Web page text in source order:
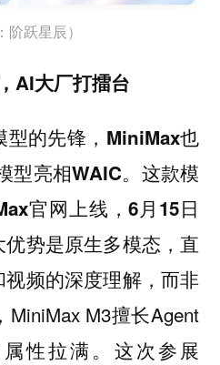
阶跃星辰）
AI大厂打擂台
型的先锋，MiniMax也
型亮相WAIC。这款模
官网上线，6月15日
势是原生多模态，直
频的深度理解，而非
MiniMax M3擅长Agent
性拉满。这次参展